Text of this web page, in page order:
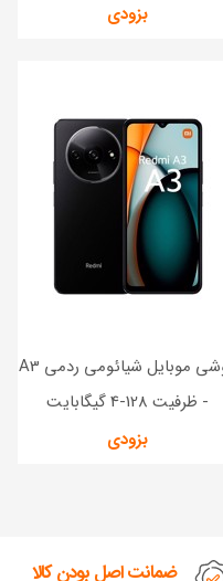
بزودی
گوشی موبایل شیائومی ردمی A3
- ظرفیت 128-4 گیگابایت
بزودی
ضمانت اصل بودن کالا